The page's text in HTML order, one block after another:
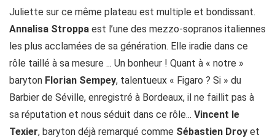
Juliette sur ce même plateau est multiple et bondissant.
Annalisa Stroppa est l’une des mezzo-sopranos italiennes
les plus acclamées de sa génération. Elle iradie dans ce
rôle taillé à sa mesure ... Un bonheur ! Quant à « notre »
baryton Florian Sempey, talentueux « Figaro ? Si » du
Barbier de Séville, enregistré à Bordeaux, il ne faillit pas à
sa réputation et nous séduit dans ce rôle... Vincent le
Texier, baryton déjà remarqué comme Sébastien Droy et